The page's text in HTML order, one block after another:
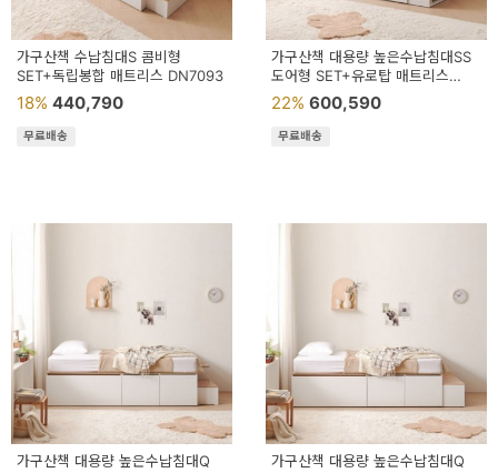
가
구
구
품
카
페
트/
가구산책 수납침대S 콤비형
SET+독립봉합 매트리스 DN7093
18% 440,790
무료배송
가구산책 대용량 높은수납침대SS
도어형 SET+유로탑 매트리스
DN7138
22% 600,590
무료배송
가구산책 대용량 높은수납침대Q
가구산책 대용량 높은수납침대Q